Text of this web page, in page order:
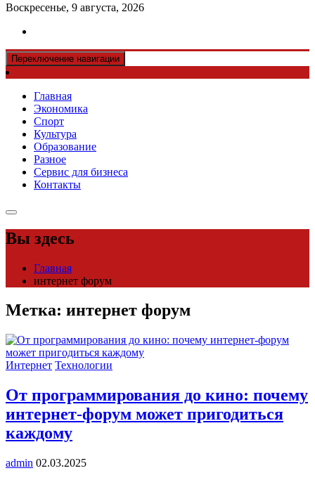
Воскресенье, 9 августа, 2026
Переключение навигации
Главная
Экономика
Спорт
Культура
Образование
Разное
Сервис для бизнеса
Контакты
Вы здесь
Главная
интернет форум
Метка: интернет форум
Интернет Технологии
От программирования до кино: почему
интернет-форум может пригодиться
каждому
admin 02.03.2025